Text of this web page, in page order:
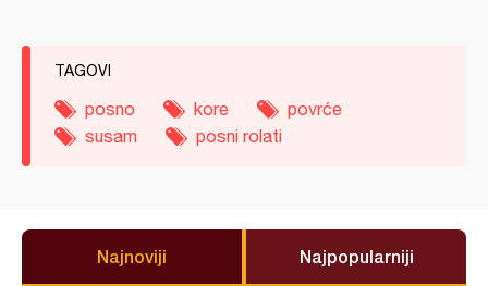
TAGOVI
posno kore
povrće
susam
posni rolati
Najnoviji Najpopularniji